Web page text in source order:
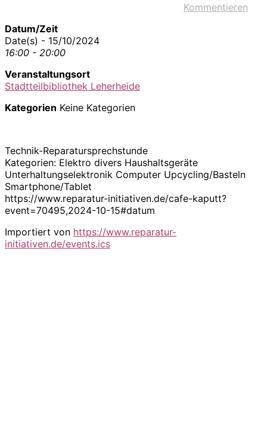
Kommentieren
Datum/Zeit
Date(s) - 15/10/2024
16:00 - 20:00
Veranstaltungsort
Stadtteilbibliothek Leherheide
Kategorien Keine Kategorien
Technik-Reparatursprechstunde
Kategorien: Elektro divers Haushaltsgeräte
Unterhaltungselektronik Computer Upcycling/Basteln
Smartphone/Tablet
https://www.reparatur-initiativen.de/cafe-kaputt?
event=70495,2024-10-15#datum
Importiert von https://www.reparatur-
initiativen.de/events.ics